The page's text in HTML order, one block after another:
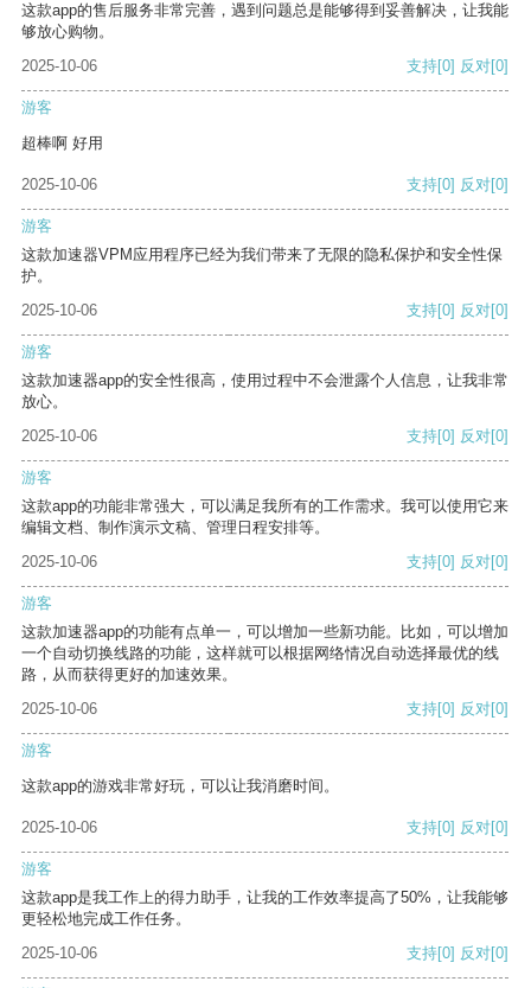
这款app的售后服务非常完善，遇到问题总是能够得到妥善解决，让我能
够放心购物。
2025-10-06
支持[0] 反对[0]
游客
超棒啊 好用
2025-10-06 支持[0] 反对[0]
游客
这款加速器VPM应用程序已经为我们带来了无限的隐私保护和安全性保
护。
2025-10-06
支持[0] 反对[0]
游客
这款加速器app的安全性很高，使用过程中不会泄露个人信息，让我非常
放心。
2025-10-06
支持[0] 反对[0]
游客
这款app的功能非常强大，可以满足我所有的工作需求。我可以使用它来
编辑文档、制作演示文稿、管理日程安排等。
2025-10-06
支持[0] 反对[0]
游客
这款加速器app的功能有点单一，可以增加一些新功能。比如，可以增加
一个自动切换线路的功能，这样就可以根据网络情况自动选择最优的线
路，从而获得更好的加速效果。
2025-10-06
支持[0] 反对[0]
游客
这款app的游戏非常好玩，可以让我消磨时间。
2025-10-06 支持[0] 反对[0]
游客
这款app是我工作上的得力助手，让我的工作效率提高了50%，让我能够
更轻松地完成工作任务。
2025-10-06
支持[0] 反对[0]